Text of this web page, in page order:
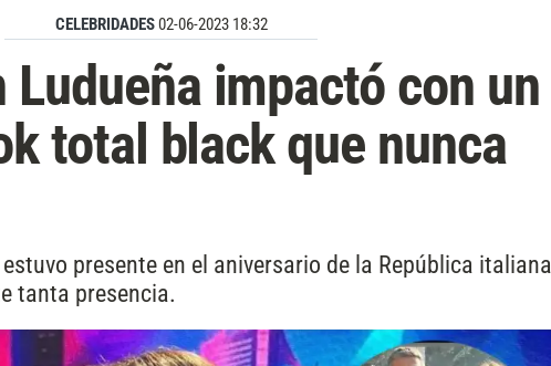
CELEBRIDADES02-06-2023 18:32
impactó con un
total black que nunca
presente en el aniversario de la República italiana
tanta presencia.